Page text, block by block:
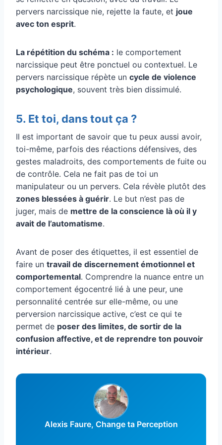
pervers narcissique nie, rejette la faute, et joue
avec ton esprit.
La répétition du schéma : le comportement
narcissique peut être ponctuel ou contextuel. Le
pervers narcissique répète un cycle de violence
psychologique, souvent très bien dissimulé.
5. Et toi, dans tout ça ?
Il est important de savoir que tu peux aussi avoir,
toi-même, parfois des réactions défensives, des
gestes maladroits, des comportements de fuite ou
de contrôle. Cela ne fait pas de toi un
manipulateur ou un pervers. Cela révèle plutôt des
zones blessées à guérir. Le but n’est pas de
juger, mais de mettre de la conscience là où il y
avait de l’automatisme.
Avant de poser des étiquettes, il est essentiel de
faire un travail de discernement émotionnel et
comportemental. Comprendre la nuance entre un
comportement égocentré lié à une peur, une
personnalité centrée sur elle-même, ou une
perversion narcissique active, c’est ce qui te
permet de poser des limites, de sortir de la
confusion affective, et de reprendre ton pouvoir
intérieur.
Alexis Faure, Change ta Perception